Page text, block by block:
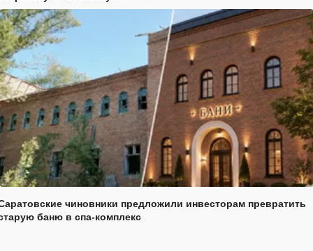
чиновники предложили инвесторам превратить
баню в спа-комплекс